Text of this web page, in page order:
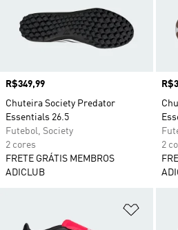
Preço
R$349,99
Chuteira Society Predator
Essentials 26.5
Futebol, Society
2 cores
FRETE GRÁTIS MEMBROS
ADICLUB
2